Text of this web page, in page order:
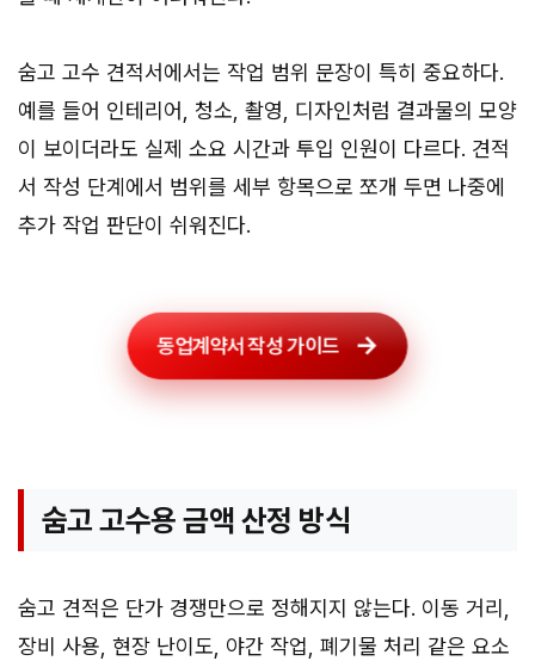
숨고 고수 견적서에서는 작업 범위 문장이 특히 중요하다.
예를 들어 인테리어, 청소, 촬영, 디자인처럼 결과물의 모양
이 보이더라도 실제 소요 시간과 투입 인원이 다르다. 견적
서 작성 단계에서 범위를 세부 항목으로 쪼개 두면 나중에
추가 작업 판단이 쉬워진다.
동업계약서 작성 가이드
숨고 고수용 금액 산정 방식
숨고 견적은 단가 경쟁만으로 정해지지 않는다. 이동 거리,
장비 사용, 현장 난이도, 야간 작업, 폐기물 처리 같은 요소